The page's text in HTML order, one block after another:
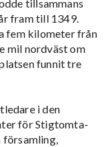
tillsammans
fram till 1349.
fem kilometer från
mil nordväst om
funnit tre
i den
för Stigtomta-
församling,